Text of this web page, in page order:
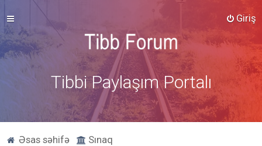
Giriş
Tibbi Paylaşım Portalı
Əsas səhifə Sınaq